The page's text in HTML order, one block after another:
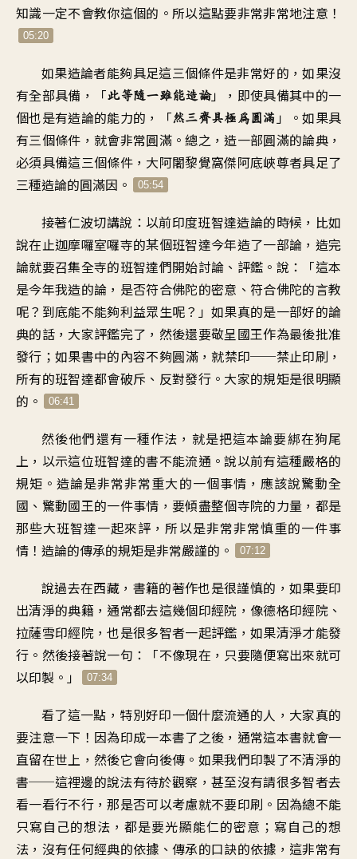
知識一定不會教你這個的。所以這點要非常非常地注意！
05:20
如果造論者能夠具足這三個條件是非常好的，如果沒
有全部具備，「此等隨一雖能造論」，即使具備其中的一
個也是有造論的能力的，「然三齊具極為圓滿 」。如果具
有三個條件，就會非常圓滿。總之，造一部圓滿的論典，
必須具備這三個條件，大阿闍黎覺窩傑阿底峽尊者具足了
三種造論的圓滿因。
05:54
接著仁波切講說：以前印度班智達造論的時候，比如
說在止迦摩囉室囉寺的某個班智達今年造了一部論，造完
論就要召集全寺的班智達們開始討論、評鑑。說：「這本
是今年我造的論，是否符合佛陀的密意、符合佛陀的言教
呢？到底能不能夠利益眾生呢？」如果真的是一部好的論
典的話，大家評鑑完了，然後還要敬呈國王作為最後批准
發行；如果書中的內容不夠圓滿，就禁印──禁止印刷，
所有的班智達都會破斥、反對發行。大家的規矩是很明顯
的。
06:41
然後他們還有一種作法，就是把這本論要綁在狗尾
上，以示這位班智達的書不能流通。說以前有這種嚴格的
規矩。造論是非常非常重大的一個事情，應該說驚動全
國、驚動國王的一件事情，要傾盡整個寺院的力量，都是
那些大班智達一起來評，所以是非常非常慎重的一件事
情！造論的傳承的規矩是非常嚴謹的。
07:12
說過去在西藏，書籍的著作也是很謹慎的，如果要印
出清淨的典籍，通常都去這幾個印經院，像德格印經院、
拉薩雪印經院，也是很多智者一起評鑑，如果清淨才能發
行。然後接著說一句：「不像現在，只要隨便寫出來就可
以印製。」
07:34
看了這一點，特別好印一個什麼流通的人，大家真的
要注意一下！因為印成一本書了之後，通常這本書就會一
直留在世上，然後它會向後傳。如果我們印製了不清淨的
書──這裡邊的說法有待於觀察，甚至沒有請很多智者去
看一看行不行，那是否可以考慮就不要印刷。因為總不能
只寫自己的想法，都是要光顯能仁的密意；寫自己的想
法，沒有任何經典的依據、傳承的口訣的依據，這非常有